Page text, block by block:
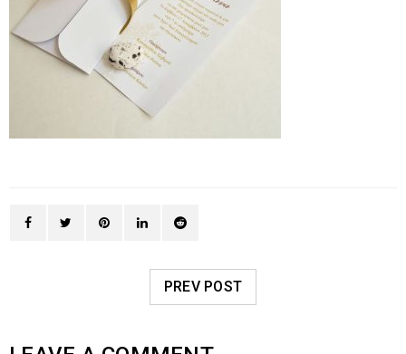
PREV POST